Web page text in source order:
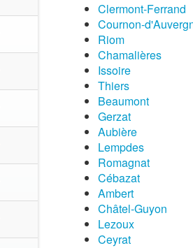
Clermont-Ferrand
Cournon-
Riom
Chamalières
Issoire
Thiers
Beaumont
Gerzat
Aubière
Lempdes
Romagnat
Cébazat
Ambert
Châtel-Guyon
Lezoux
Ceyrat